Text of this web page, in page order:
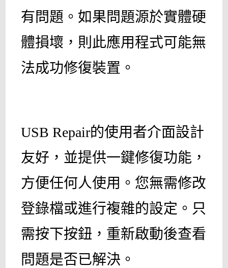
有問題。如果問題源於實體硬
體損壞，則此應用程式可能無
法成功修復裝置。
USB Repair的使用者介面設計
友好，並提供一鍵修復功能，
方便任何人使用。您無需修改
登錄檔或進行複雜的設定。只
需按下按鈕，重新啟動後查看
問題是否已解決。